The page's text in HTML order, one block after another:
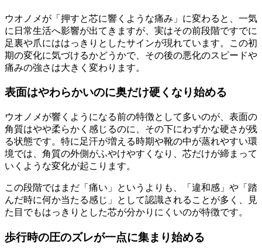
ウオノメが「押すと芯に響くような痛み」に変わると、一気
に日常生活へ影響が出てきますが、実はその前段階ですでに
足裏や爪にははっきりとしたサインが現れています。この初
期の変化に気づけるかどうかで、その後の悪化のスピードや
痛みの強さは大きく変わります。
表面はやわらかいのに奥だけ硬くなり始める
ウオノメが響くようになる前の特徴として多いのが、表面の
角質はやや柔らかく感じるのに、その下にわずかな硬さが残
る状態です。特に足汗が増える時期や靴の中が蒸れやすい環
境では、角質の外側がふやけやすくなり、芯だけが締まって
いくような変化が起こります。
この段階ではまだ「痛い」というよりも、「違和感」や「踏
んだ時に何か当たる感じ」として認識されることが多く、見
た目でもはっきりとした芯が分かりにくいのが特徴です。
歩行時の圧のズレが一点に集まり始める